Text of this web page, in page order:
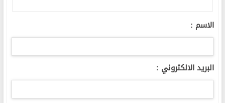
الاسم :
البريد الالكتروني :